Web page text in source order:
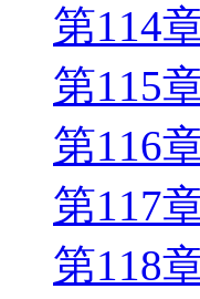
第114
第115
第116
第117
第118